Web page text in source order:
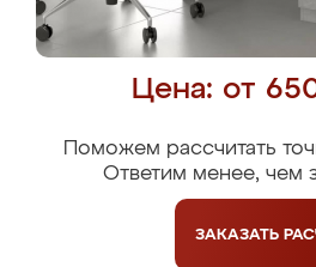
Цена: от
Поможем рассчитать
Ответим менее, чем
ЗАКАЗАТЬ